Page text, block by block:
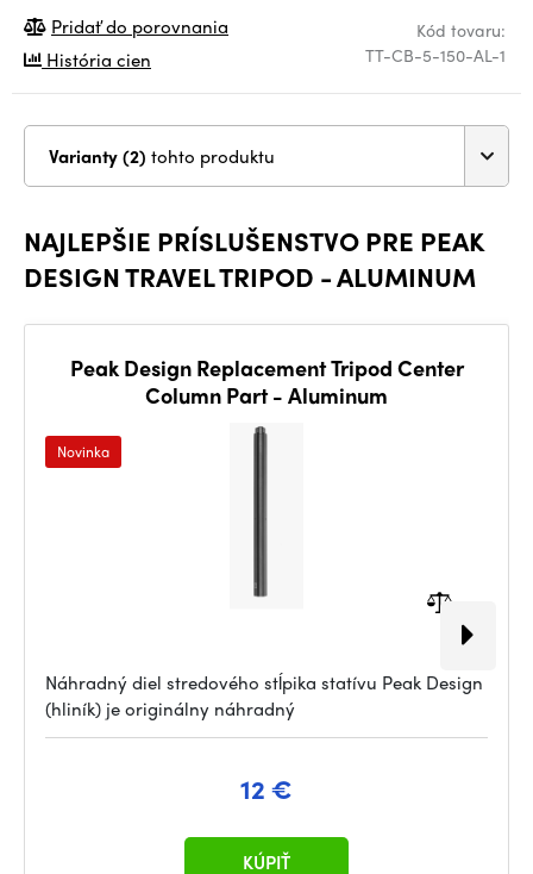
Kód tovaru:
TT-CB-5-150-AL-1
Pridať do porovnania
História cien
Varianty (2) tohto produktu
NAJLEPŠIE PRÍSLUŠENSTVO PRE PEAK
DESIGN TRAVEL TRIPOD - ALUMINUM
Peak Design Replacement Tripod Center
Column Part - Aluminum
Novinka
Náhradný diel stredového stĺpika statívu Peak Design
(hliník) je originálny náhradný
12 €
KÚPIŤ